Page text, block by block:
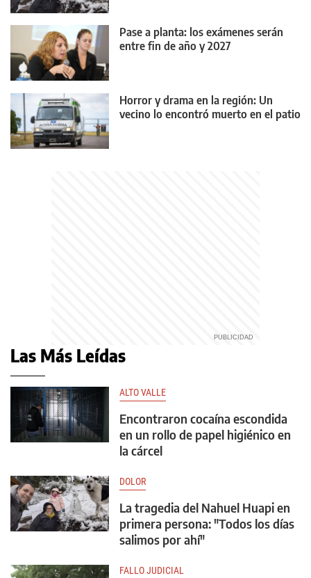
Pase a planta: los exámenes serán
entre fin de año y 2027
Horror y drama en la región: Un
vecino lo encontró muerto en el patio
Las Más Leídas
ALTO VALLE
Encontraron cocaína escondida
en un rollo de papel higiénico en
la cárcel
DOLOR
La tragedia del Nahuel Huapi en
primera persona: "Todos los días
salimos por ahí"
FALLO JUDICIAL